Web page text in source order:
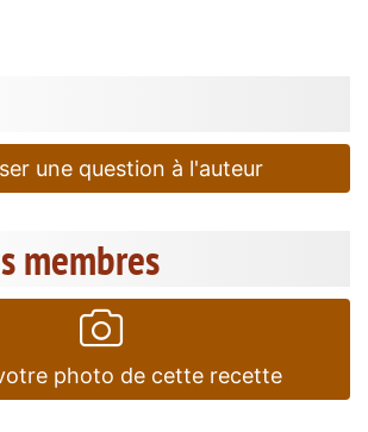
une question à l'auteur
membres
photo de cette recette